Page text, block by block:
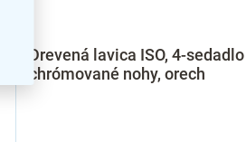
Drevená lavica ISO, 4-
chrómované nohy, orech